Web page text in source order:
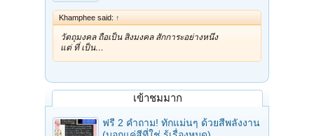
Khamphee said: ↑
วัตถุมงคล ถือเป็น สิ่งมงคล สักการะอย่างหนึ่ง
แต่ ที่ เป็น…
เข้าชมมาก
ฟรี 2 คำถาม! ทักแม่นๆ ด้วยสีพลังงาน